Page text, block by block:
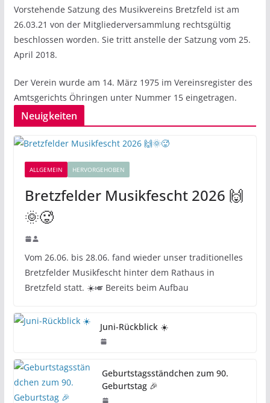
Vorstehende Satzung des Musikvereins Bretzfeld ist am
26.03.21 von der Mitgliederversammlung rechtsgültig
beschlossen worden. Sie tritt anstelle der Satzung vom 25.
April 2018.
Der Verein wurde am 14. März 1975 im Vereinsregister des
Amtsgerichts Öhringen unter Nummer 15 eingetragen.
Neuigkeiten
ALLGEMEIN HERVORGEHOBEN
Bretzfelder Musikfescht 2026 🙌
🌞🥵
Vom 26.06. bis 28.06. fand wieder unser traditionelles
Bretzfelder Musikfescht hinter dem Rathaus in
Bretzfeld statt. ☀️🎺 Bereits beim Aufbau
Juni-Rückblick ☀️
Geburtstagsständchen zum 90.
Geburtstag 🎉